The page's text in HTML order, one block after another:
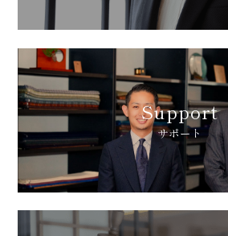
動
お
Support
サポート